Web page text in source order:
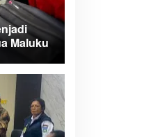
Maluku